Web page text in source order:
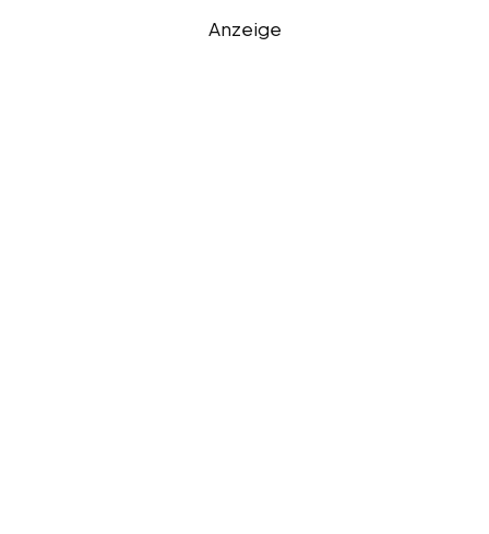
Anzeige